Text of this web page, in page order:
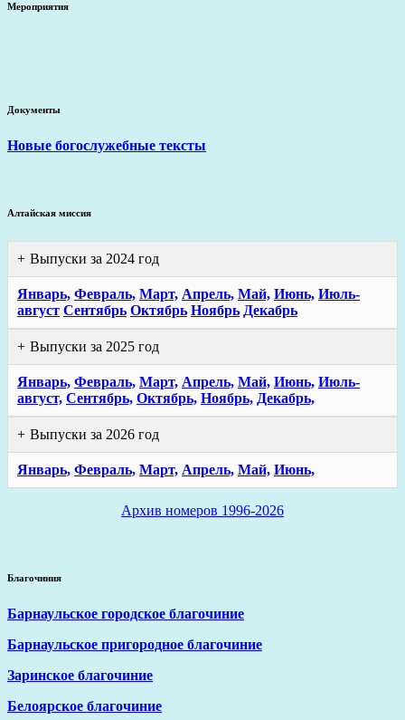
Мероприятия
Документы
Новые богослужебные тексты
Алтайская миссия
Выпуски за 2024 год
Январь, Февраль, Март, Апрель, Май, Июнь, Июль-
август Сентябрь Октябрь Ноябрь Декабрь
Выпуски за 2025 год
Январь, Февраль, Март, Апрель, Май, Июнь, Июль-
август, Сентябрь, Октябрь, Ноябрь, Декабрь,
Выпуски за 2026 год
Январь, Февраль, Март, Апрель, Май, Июнь,
Архив номеров 1996-2026
Благочиния
Барнаульское городское благочиние
Барнаульское пригородное благочиние
Заринское благочиние
Белоярское благочиние